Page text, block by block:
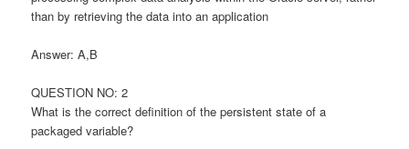
than by retrieving the data into an application
Answer: A,B
QUESTION NO: 2
What is the correct definition of the persistent state of a
packaged variable?